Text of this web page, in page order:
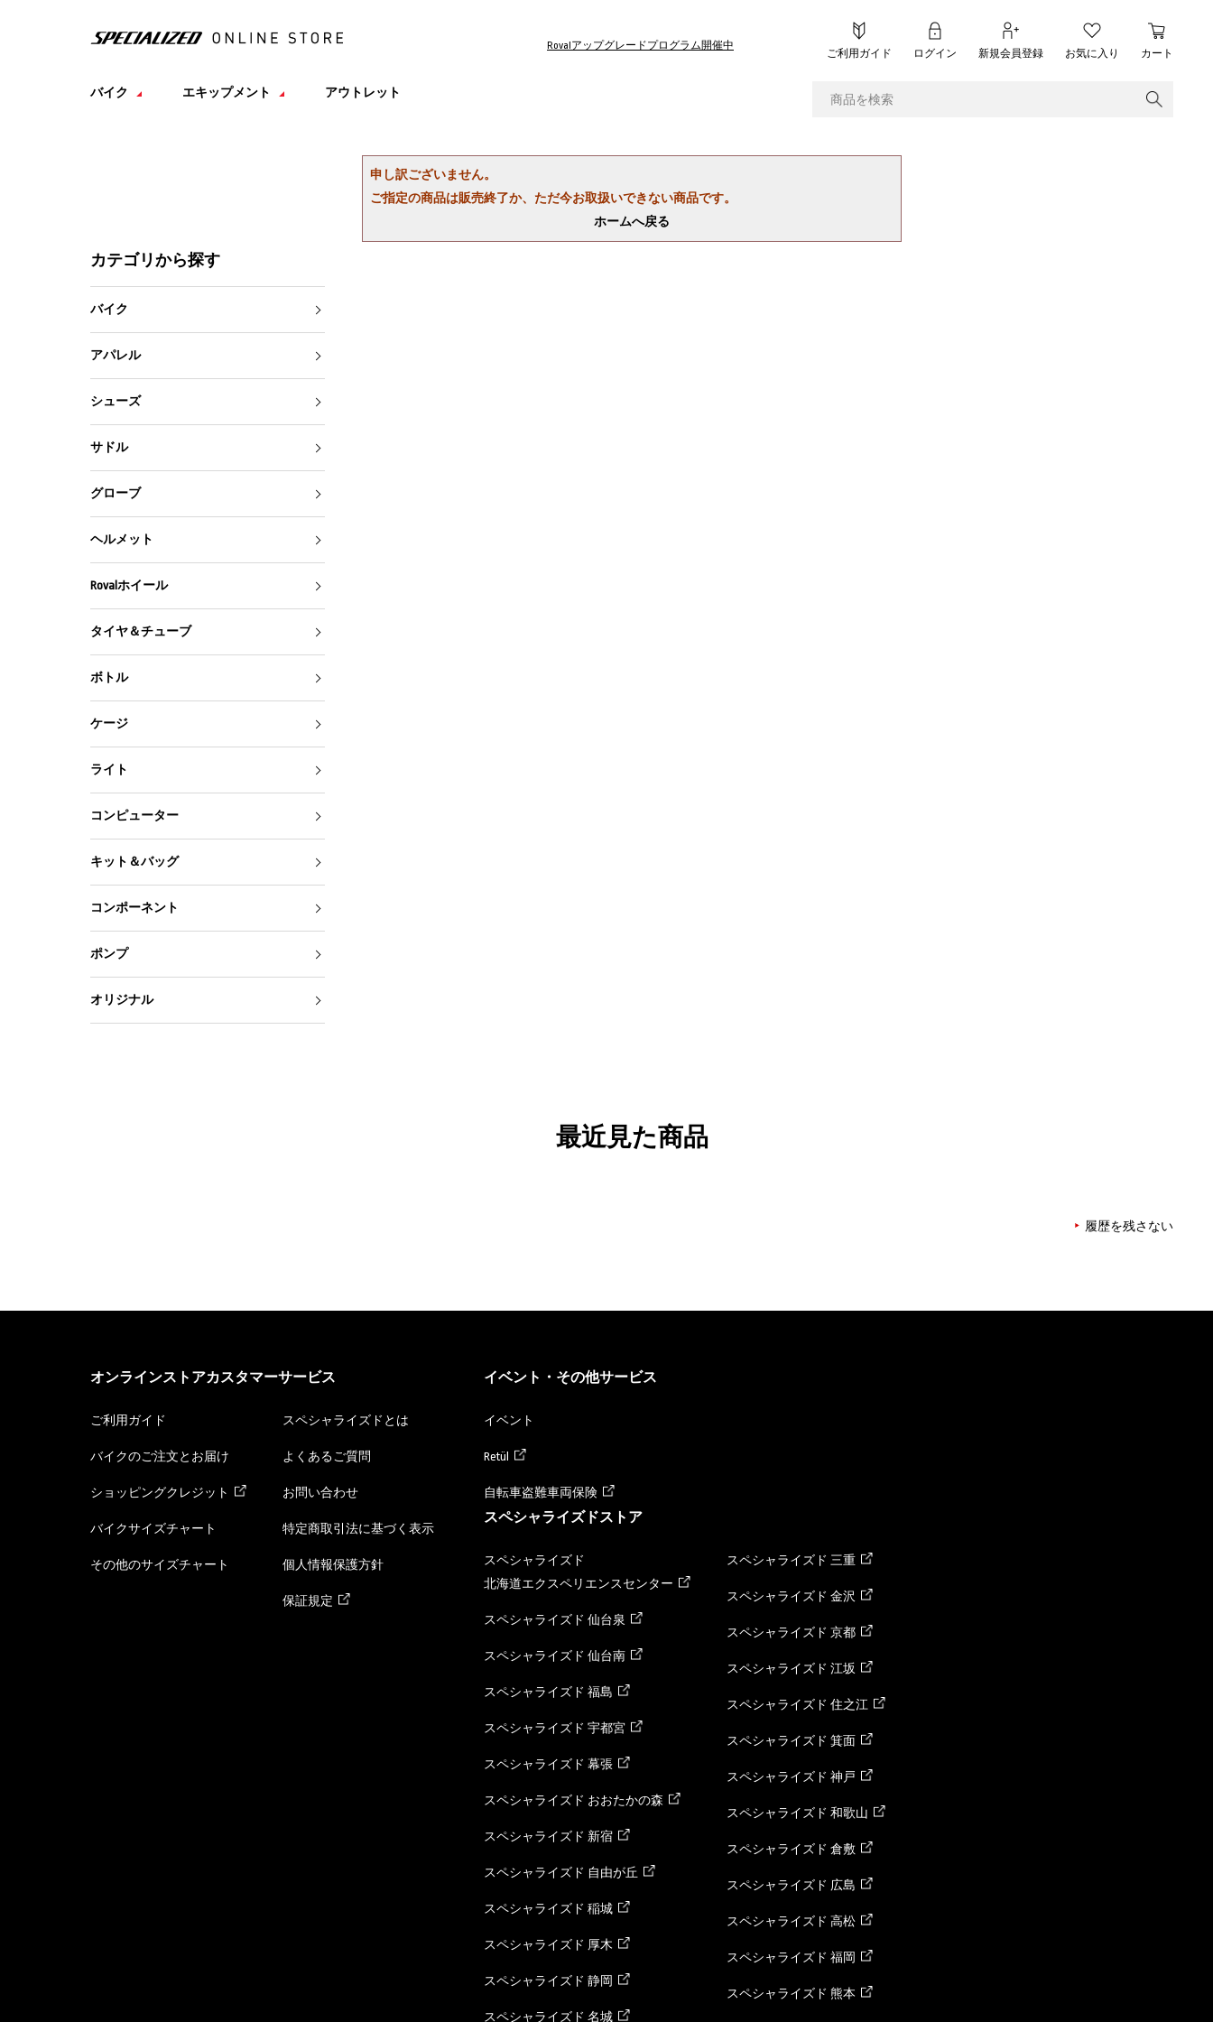
Rovalアップグレードプログラム開催中
ご利用ガイド ログイン 新規会員登録 お気に入り カート
バイク エキップメント アウトレット
申し訳ございません。
ご指定の商品は販売終了か、ただ今お取扱いできない商品です。
ホームへ戻る
カテゴリから探す
バイク
アパレル
シューズ
サドル
グローブ
ヘルメット
Rovalホイール
タイヤ＆チューブ
ボトル
ケージ
ライト
コンピューター
キット＆バッグ
コンポーネント
ポンプ
オリジナル
最近見た商品
履歴を残さない
オンラインストアカスタマーサービス
ご利用ガイド
バイクのご注文とお届け
ショッピングクレジット
バイクサイズチャート
その他のサイズチャート
スペシャライズドとは
よくあるご質問
お問い合わせ
特定商取引法に基づく表示
個人情報保護方針
保証規定
イベント・その他サービス
イベント
Retül
自転車盗難車両保険
スペシャライズドストア
スペシャライズド
北海道エクスペリエンスセンター
スペシャライズド 仙台泉
スペシャライズド 仙台南
スペシャライズド 福島
スペシャライズド 宇都宮
スペシャライズド 幕張
スペシャライズド おおたかの森
スペシャライズド 新宿
スペシャライズド 自由が丘
スペシャライズド 稲城
スペシャライズド 厚木
スペシャライズド 静岡
スペシャライズド 名城
スペシャライズド 三重
スペシャライズド 金沢
スペシャライズド 京都
スペシャライズド 江坂
スペシャライズド 住之江
スペシャライズド 箕面
スペシャライズド 神戸
スペシャライズド 和歌山
スペシャライズド 倉敷
スペシャライズド 広島
スペシャライズド 高松
スペシャライズド 福岡
スペシャライズド 熊本